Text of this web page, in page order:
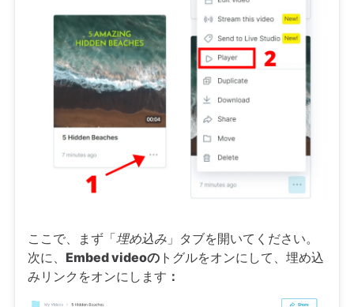
ここで、まず「埋め込み 」タブを開いてください。
次に、 Embed videoの トグルをオンにして、埋め込
みリンクをオンにします ：